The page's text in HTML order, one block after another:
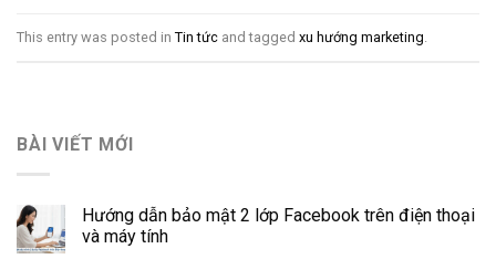
This entry was posted in Tin tức and tagged xu hướng marketing
BÀI VIẾT MỚI
Hướng dẫn bảo mật 2 lớp Facebook trên điện thoại
và máy tính